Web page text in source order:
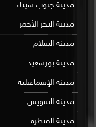
مدينة جنوب سيناء
مدينة البحر الأحمر
مدينة السلام
مدينة بورسعيد
مدينة الإسماعيلية
مدينة السويس
مدينة القنطرة